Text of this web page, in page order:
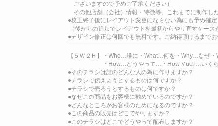
ございますので予めご了承ください）
その他店舗（会社）情報・特徴等。これまでに制作し
●校正終了後にレイアウト変更にならない為にも予め確
（後からの追加でレイアウトを最初からやり直すケース
●デザイン修正は何回でも無料です。ご納得頂けるまで
【５Ｗ２Ｈ】・Who…誰に・What…何を・Why…なぜ
・How…どうやって…・How Much…いくら
●そのチラシは誰のどんな人の為に作りますか？
●チラシで伝えようとするものは何ですか？
●チラシで売ろうとするものは何ですか？
●なぜこの商品をお客様に勧めているのですか？
●どんなところがお客様のためになるのですか？
●この商品の販売はどこでやりますか？
●このチラシはどこでどうやって配布しますか？